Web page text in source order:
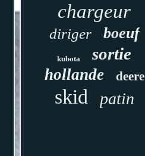
chargeur
diriger boeuf
kubota sortie
hollande deere
skid patin